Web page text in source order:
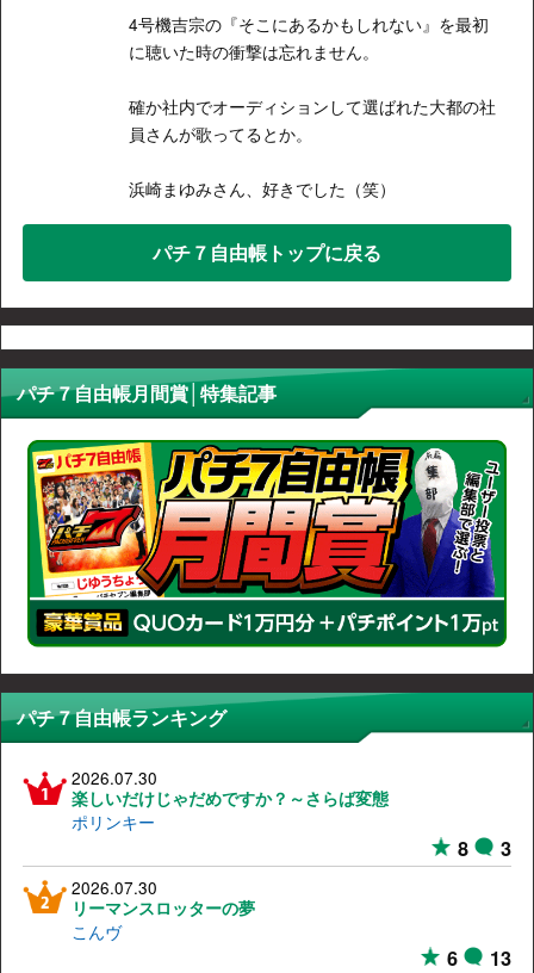
4号機吉宗の『そこにあるかもしれない』を最初
に聴いた時の衝撃は忘れません。
確か社内でオーディションして選ばれた大都の社
員さんが歌ってるとか。
浜崎まゆみさん、好きでした（笑）
パチ７自由帳トップに戻る
パチ７自由帳月間賞│特集記事
パチ７自由帳ランキング
2026.07.30
楽しいだけじゃだめですか？～さらば変態
ポリンキー
8 3
2026.07.30
リーマンスロッターの夢
こんヴ
6 13